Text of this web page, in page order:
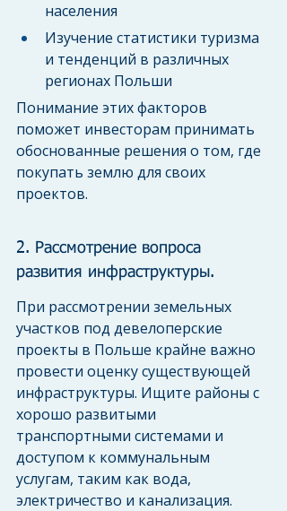
населения
Изучение статистики туризма
и тенденций в различных
регионах Польши
Понимание этих факторов
поможет инвесторам принимать
обоснованные решения о том, где
покупать землю для своих
проектов.
2. Рассмотрение вопроса
развития инфраструктуры.
При рассмотрении земельных
участков под девелоперские
проекты в Польше крайне важно
провести оценку существующей
инфраструктуры. Ищите районы с
хорошо развитыми
транспортными системами и
доступом к коммунальным
услугам, таким как вода,
электричество и канализация.